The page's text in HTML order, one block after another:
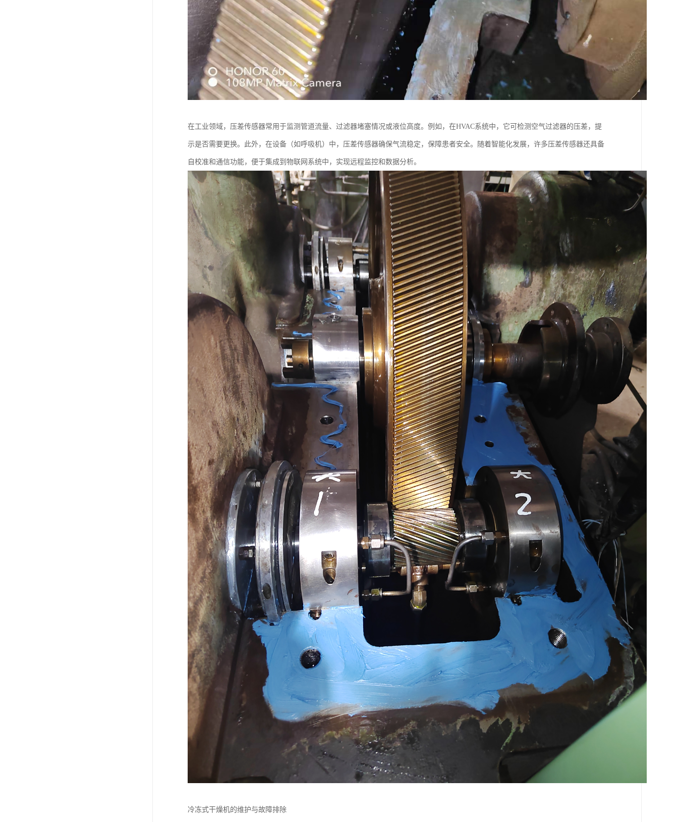
在工业领域，压差传感器常用于监测管道流量、过滤器堵塞情况或液位高度。例如，在HVAC系统中，它可检测空气过滤器的压差，提
示是否需要更换。此外，在设备（如呼吸机）中，压差传感器确保气流稳定，保障患者安全。随着智能化发展，许多压差传感器还具备
自校准和通信功能，便于集成到物联网系统中，实现远程监控和数据分析。
冷冻式干燥机的维护与故障排除